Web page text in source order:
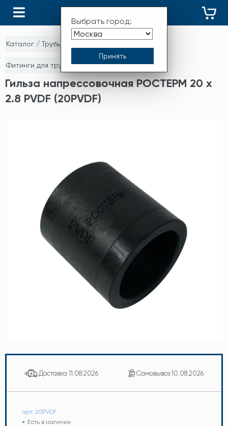
Выбрать город:
Каталог / Трубы и фитинги
Фитинги для труб из сшитого полиэтилена
Гильза напрессовочная РОСТЕРМ 20 х
2.8 PVDF (20PVDF)
Доставка 11.08.2026 Самовывоз 10.08.2026
арт. 20PVDF
Есть в наличии